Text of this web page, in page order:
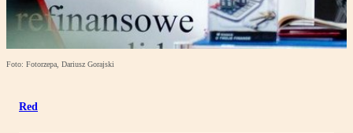
Foto: Fotorzepa, Dariusz Gorajski
Red